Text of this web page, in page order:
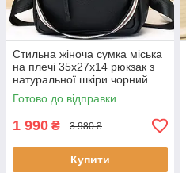
Стильна жіноча сумка міська
на плечі 35х27х14 рюкзак з
натуральної шкіри чорний
новий міський 12 місяців
гарантии
Готово до відправки
1 990 ₴ 3 980 ₴
Купити